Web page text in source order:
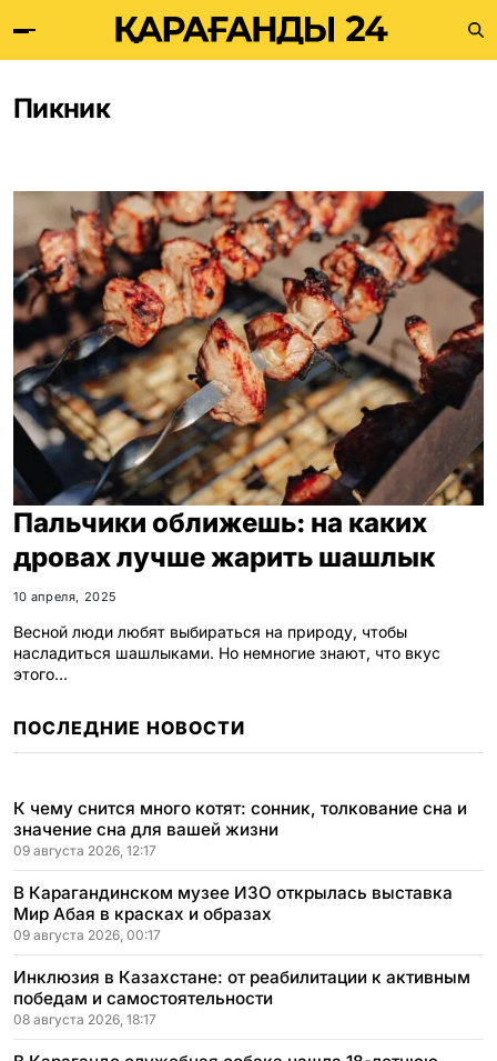
Пикник
Пальчики оближешь: на каких
дровах лучше жарить шашлык
10 апреля, 2025
Весной люди любят выбираться на природу, чтобы
насладиться шашлыками. Но немногие знают, что вкус
этого…
ПОСЛЕДНИЕ НОВОСТИ
К чему снится много котят: сонник, толкование сна и
значение сна для вашей жизни
09 августа 2026, 12:17
В Карагандинском музее ИЗО открылась выставка
Мир Абая в красках и образах
09 августа 2026, 00:17
Инклюзия в Казахстане: от реабилитации к активным
победам и самостоятельности
08 августа 2026, 18:17